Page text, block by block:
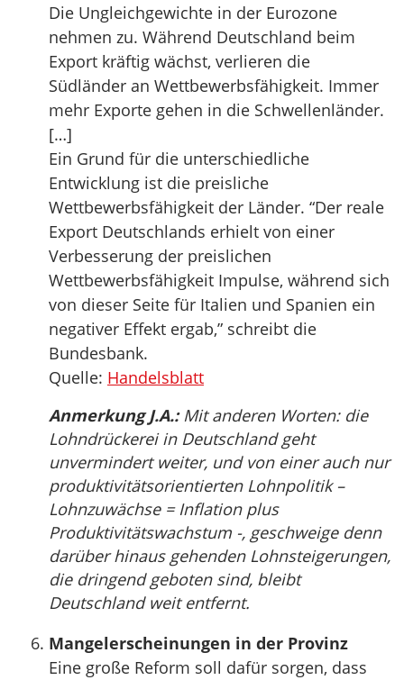
Die Ungleichgewichte in der Eurozone
nehmen zu. Während Deutschland beim
Export kräftig wächst, verlieren die
Südländer an Wettbewerbsfähigkeit. Immer
mehr Exporte gehen in die Schwellenländer.
[…]
Ein Grund für die unterschiedliche
Entwicklung ist die preisliche
Wettbewerbsfähigkeit der Länder. “Der reale
Export Deutschlands erhielt von einer
Verbesserung der preislichen
Wettbewerbsfähigkeit Impulse, während sich
von dieser Seite für Italien und Spanien ein
negativer Effekt ergab,” schreibt die
Bundesbank.
Quelle: Handelsblatt
Anmerkung J.A.:Mit anderen Worten: die
Lohndrückerei in Deutschland geht
unvermindert weiter, und von einer auch nur
produktivitätsorientierten Lohnpolitik –
Lohnzuwächse = Inflation plus
Produktivitätswachstum -, geschweige denn
darüber hinaus gehenden Lohnsteigerungen,
die dringend geboten sind, bleibt
Deutschland weit entfernt.
Mangelerscheinungen in der Provinz
Eine große Reform soll dafür sorgen, dass